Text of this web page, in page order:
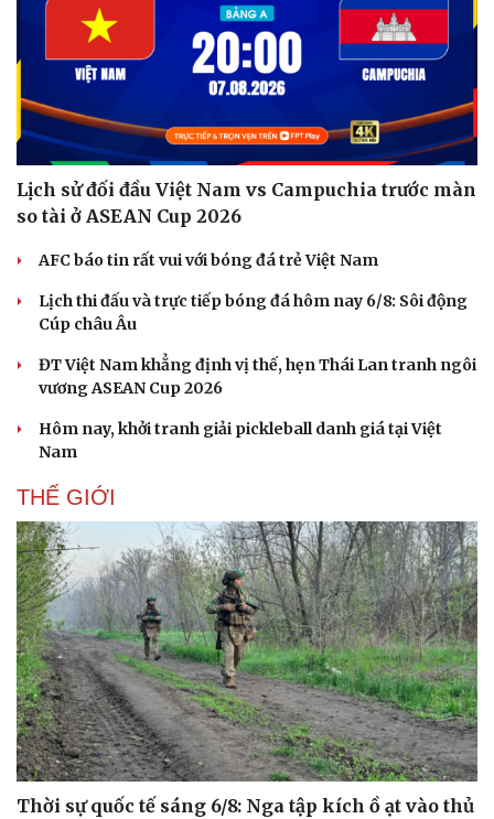
Lịch sử đối đầu Việt Nam vs Campuchia trước màn
so tài ở ASEAN Cup 2026
AFC báo tin rất vui với bóng đá trẻ Việt Nam
Lịch thi đấu và trực tiếp bóng đá hôm nay 6/8: Sôi động
Cúp châu Âu
ĐT Việt Nam khẳng định vị thế, hẹn Thái Lan tranh ngôi
vương ASEAN Cup 2026
Hôm nay, khởi tranh giải pickleball danh giá tại Việt
Nam
THẾ GIỚI
Thời sự quốc tế sáng 6/8: Nga tập kích ồ ạt vào thủ